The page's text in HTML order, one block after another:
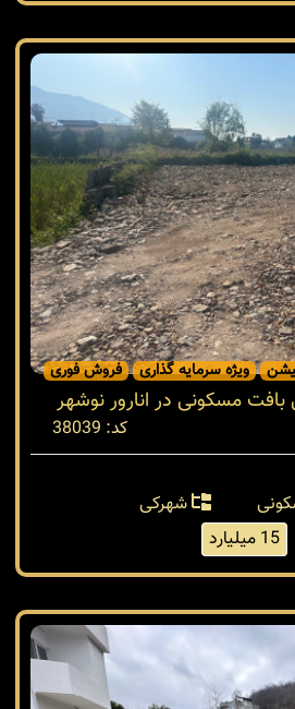
ویژه سرمایه گذاری فروش فوری
مسکونی در انارور نوشهر
کد: 38039
شهرکی
15 میلیارد